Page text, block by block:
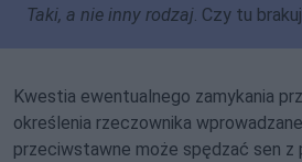
Taki, a nie inny rodzaj. Czy tu
Kwestia ewentualnego zamykania
określenia rzeczownika
przeciwstawne może spędzać sen z